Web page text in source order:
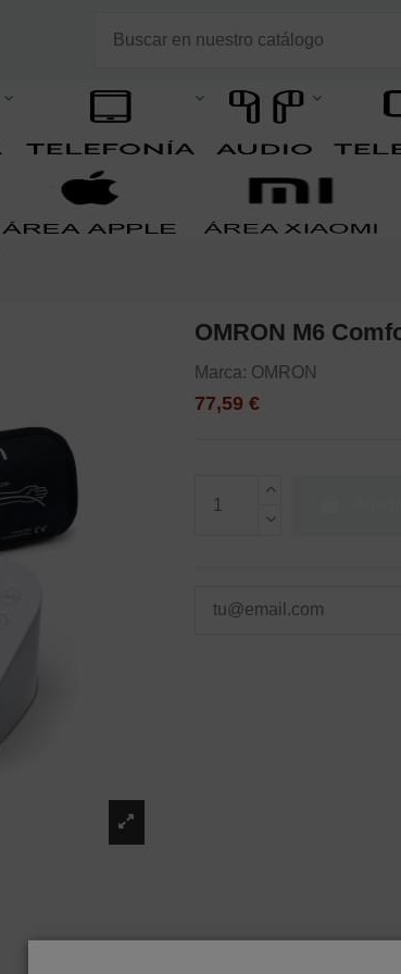
OMRON M6
Marca: OMRON
77,59 €